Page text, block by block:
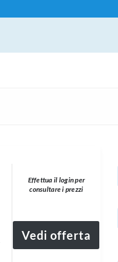
Effettua il login per
consultare i prezzi
Vedi offerta